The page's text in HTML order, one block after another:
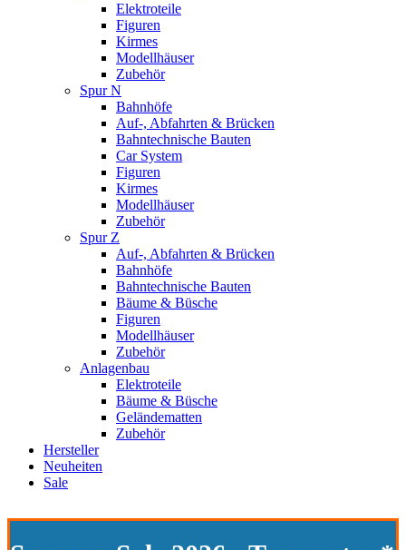
Elektroteile
Figuren
Kirmes
Modellhäuser
Zubehör
Spur N
Bahnhöfe
Auf-, Abfahrten & Brücken
Bahntechnische Bauten
Car System
Figuren
Kirmes
Modellhäuser
Zubehör
Spur Z
Auf-, Abfahrten & Brücken
Bahnhöfe
Bahntechnische Bauten
Bäume & Büsche
Figuren
Modellhäuser
Zubehör
Anlagenbau
Elektroteile
Bäume & Büsche
Geländematten
Zubehör
Hersteller
Neuheiten
Sale